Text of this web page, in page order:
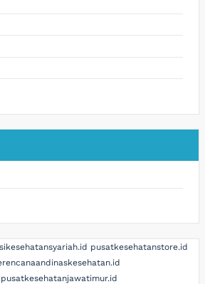
pusatkesehatanstore.id
pusatkesehatanjawatimur.id